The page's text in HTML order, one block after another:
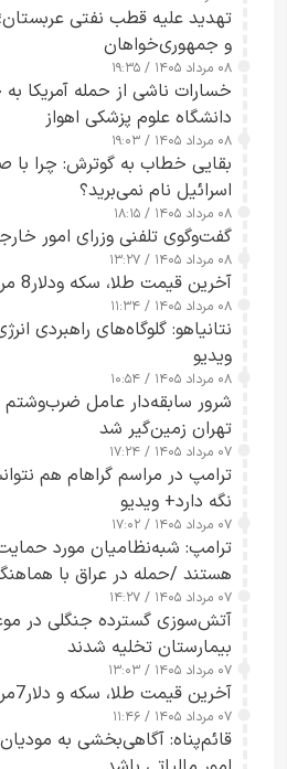
تهدید علیه قطب نفتی
و جمهوری‌خواهان
۰۸ مرداد ۱۴۰۵ / ۱۹:۳۵
خسارات ناشی از حمله آمریکا
دانشگاه علوم پزشکی اهواز
۰۸ مرداد ۱۴۰۵ / ۱۹:۰۳
بقایی خطاب به گوترش: چرا با
اسرائیل نام نمی‌برید؟
۰۸ مرداد ۱۴۰۵ / ۱۸:۱۵
گفت‌وگوی تلفنی وزرای امور
۰۸ مرداد ۱۴۰۵ / ۱۳:۲۷
آخرین قیمت طلا، سکه ودلار8 مرداد1405
۰۸ مرداد ۱۴۰۵ / ۱۱:۳۴
نتانیاهو: گلوگاه‌های راهبردی
ویدیو
۰۸ مرداد ۱۴۰۵ / ۱۰:۵۴
شرور سابقه‌دار عامل ضرب‌وشتم
تهران زمین‌گیر شد
۰۷ مرداد ۱۴۰۵ / ۱۷:۲۴
ترامپ در مراسم گراهام هم
نگه دارد+ ویدیو
۰۷ مرداد ۱۴۰۵ / ۱۷:۰۲
ترامپ: شبه‌نظامیان مورد
هستند /حمله در عراق با
۰۷ مرداد ۱۴۰۵ / ۱۴:۲۷
آتش‌سوزی گسترده جنگلی در
بیمارستان تخلیه شدند
۰۷ مرداد ۱۴۰۵ / ۱۳:۰۳
آخرین قیمت طلا، سکه و دلار7مرداد1405
۰۷ مرداد ۱۴۰۵ / ۱۱:۴۶
قائم‌پناه: آگاهی‌بخشی به